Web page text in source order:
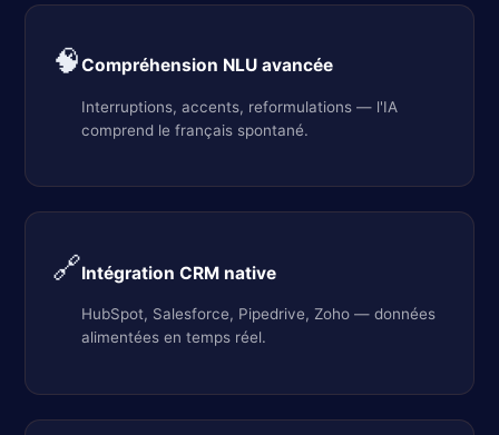
🧠Compréhension NLU avancée
Interruptions, accents, reformulations — l'IA
comprend le français spontané.
🔗Intégration CRM native
HubSpot, Salesforce, Pipedrive, Zoho — données
alimentées en temps réel.